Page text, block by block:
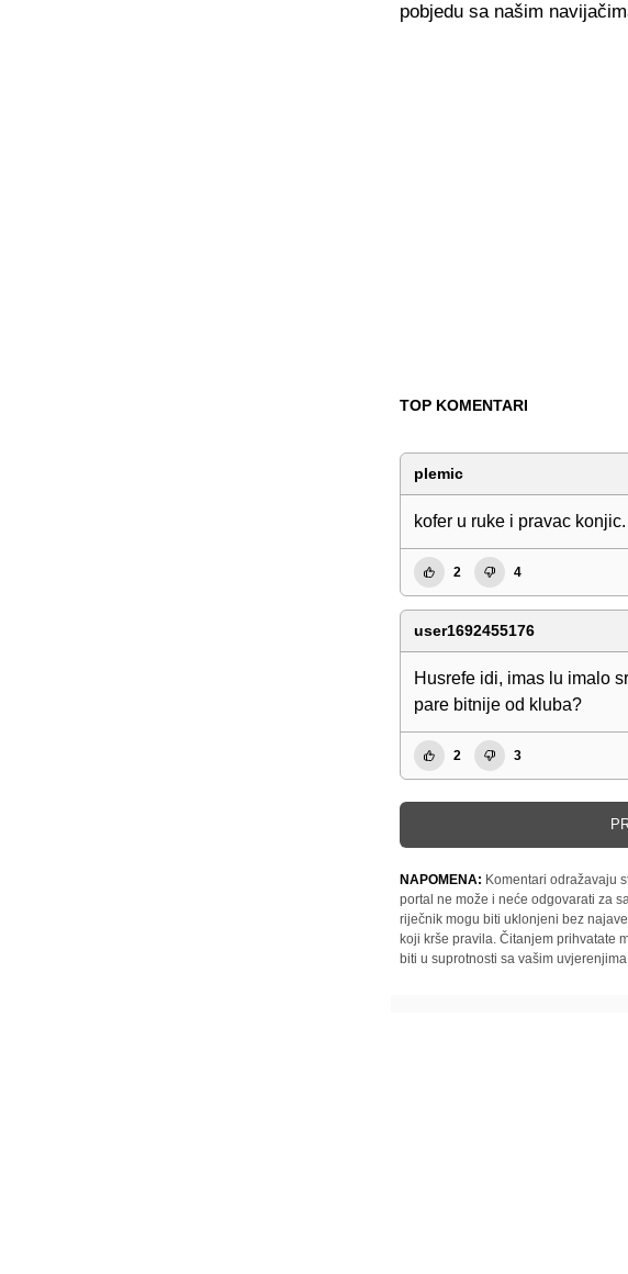
pobjedu sa našim
TOP KOMENTARI
plemic
kofer u ruke i pravac konjic.
2 4
user1692455176
Husrefe idi, imas lu imalo
pare bitnije od kluba?
2 3
NAPOMENA: Komentari odražavaju
portal ne može i neće odgovarati za
riječnik mogu biti uklonjeni bez
koji krše pravila. Čitanjem prihvatate
biti u suprotnosti sa vašim uvjerenjima.